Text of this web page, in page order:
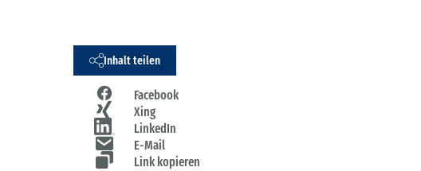
Inhalt teilen
Facebook
Xing
LinkedIn
E-Mail
Link kopieren